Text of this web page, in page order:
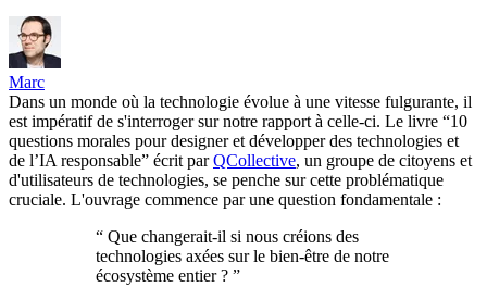
Marc
Dans un monde où la technologie évolue à une vitesse fulgurante, il
est impératif de s'interroger sur notre rapport à celle-ci. Le livre “10
questions morales pour designer et développer des technologies et
de l’IA responsable” écrit parQCollective, un groupe de citoyens et
d'utilisateurs de technologies, se penche sur cette problématique
cruciale. L'ouvrage commence par une question fondamentale :
“ Que changerait-il si nous créions des
technologies axées sur le bien-être de notre
écosystème entier ? ”